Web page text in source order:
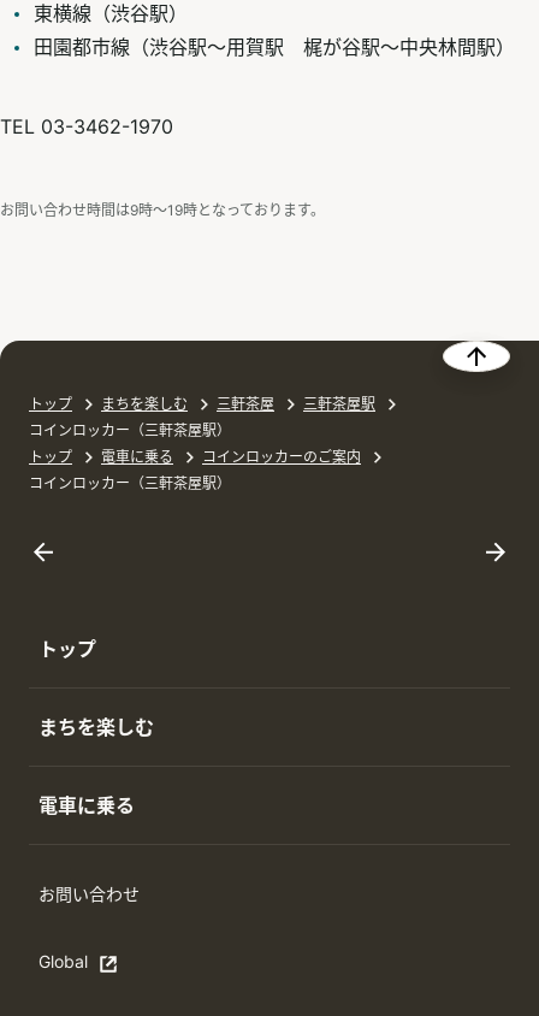
東横線（渋谷駅）
田園都市線（渋谷駅～用賀駅 梶が谷駅～中央林間駅）
TEL 03-3462-1970
お問い合わせ時間は9時〜19時となっております。
トップ まちを楽しむ 三軒茶屋
三軒茶屋駅
コインロッカー（三軒茶屋駅）
トップ
電車に乗る
コインロッカーのご案内
コインロッカー（三軒茶屋駅）
トップ
まちを楽しむ
電車に乗る
お問い合わせ
Global
Open in a new window